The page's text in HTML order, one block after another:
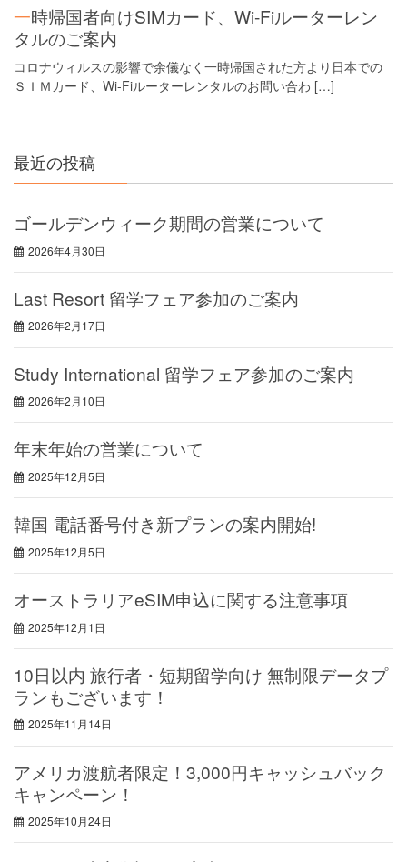
一時帰国者向けSIMカード、Wi-Fiルーターレン
タルのご案内
コロナウィルスの影響で余儀なく一時帰国された方より日本での
ＳＩＭカード、Wi-Fiルーターレンタルのお問い合わ […]
最近の投稿
ゴールデンウィーク期間の営業について
2026年4月30日
Last Resort 留学フェア参加のご案内
2026年2月17日
Study International 留学フェア参加のご案内
2026年2月10日
年末年始の営業について
2025年12月5日
韓国 電話番号付き新プランの案内開始!
2025年12月5日
オーストラリアeSIM申込に関する注意事項
2025年12月1日
10日以内 旅行者・短期留学向け 無制限データプ
ランもございます！
2025年11月14日
アメリカ渡航者限定！3,000円キャッシュバック
キャンペーン！
2025年10月24日